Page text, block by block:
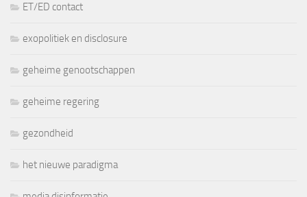
ET/ED contact
exopolitiek en disclosure
geheime genootschappen
geheime regering
gezondheid
het nieuwe paradigma